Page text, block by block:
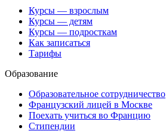
Курсы — взрослым
Курсы — детям
Курсы — подросткам
Как записаться
Тарифы
Образование
Образовательное сотрудничество
Французский лицей в Москве
Поехать учиться во Францию
Стипендии